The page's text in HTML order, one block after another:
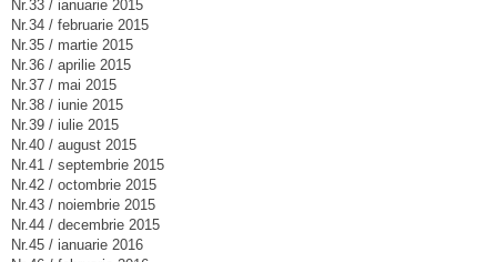
Nr.33 / ianuarie 2015
Nr.34 / februarie 2015
Nr.35 / martie 2015
Nr.36 / aprilie 2015
Nr.37 / mai 2015
Nr.38 / iunie 2015
Nr.39 / iulie 2015
Nr.40 / august 2015
Nr.41 / septembrie 2015
Nr.42 / octombrie 2015
Nr.43 / noiembrie 2015
Nr.44 / decembrie 2015
Nr.45 / ianuarie 2016